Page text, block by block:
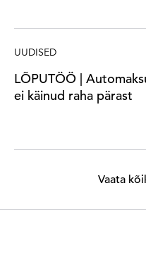
UUDISED
LÕPUTÖÖ |
ei käinud raha pärast
Vaata